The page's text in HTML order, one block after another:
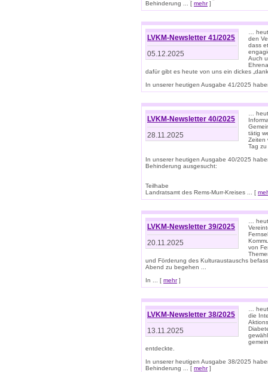
Behinderung ... [ mehr]
LVKM-Newsletter 41/2025
05.12.2025
…
den
dass
Auch
dafür gibt es heute von uns ein dickes
In unserer heutigen Ausgabe 41/2025
LVKM-Newsletter 40/2025
28.11.2025
…
tätig
Zeiten
Tag
In unserer heutigen Ausgabe 40/2025
Behinderung ausgesucht:
Teilhabe
Landratsamt des Rems-Murr-Kreises ... [
LVKM-Newsletter 39/2025
20.11.2025
…
von
und Förderung des Kulturaustauschs
Abend zu begehen ...
In ... [ mehr]
LVKM-Newsletter 38/2025
13.11.2025
…
die
entdeckte.
In unserer heutigen Ausgabe 38/2025
Behinderung ... [ mehr]